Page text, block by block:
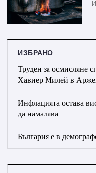
ИЗБРАНО
Труден за осмисляне
Хавиер Милей в
Инфлацията остава
да намалява
България е в